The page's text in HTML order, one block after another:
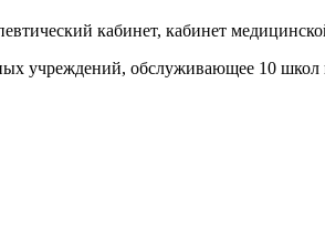
кабинет, кабинет
учреждений, обслуживающее 10